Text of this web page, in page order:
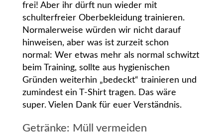
frei! Aber ihr dürft nun wieder mit
schulterfreier Oberbekleidung trainieren.
Normalerweise würden wir nicht darauf
hinweisen, aber was ist zurzeit schon
normal: Wer etwas mehr als normal schwitzt
beim Training, sollte aus hygienischen
Gründen weiterhin „bedeckt“ trainieren und
zumindest ein T-Shirt tragen. Das wäre
super. Vielen Dank für euer Verständnis.
Getränke: Müll vermeiden